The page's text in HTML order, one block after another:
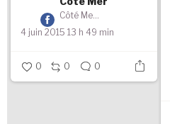
Côté Mer
4 juin 2015 13 h 49 min
0 0 0